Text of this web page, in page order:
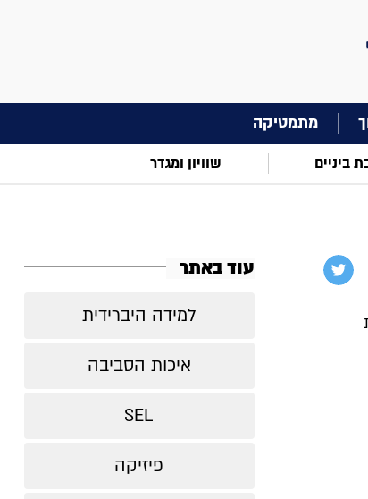
מתמטיקה
ביניים שוויון ומגדר
עוד באתר
למידה היברידית
איכות הסביבה
SEL
פיזיקה